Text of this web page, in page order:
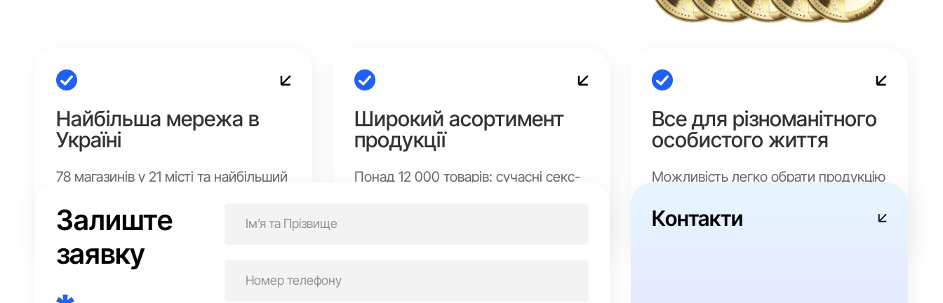
Найбільша мережа в
Україні
78 магазинів у 21 місті та найбільший
довіряють сотні тисяч клієнтів.
Широкий асортимент
продукції
Понад 12 000 товарів: сучасні секс-
Все для різноманітного
особистого життя
Можливість легко обрати продукцію
оригінальний подарунок для
партнера.
Залиште
заявку
Контакти